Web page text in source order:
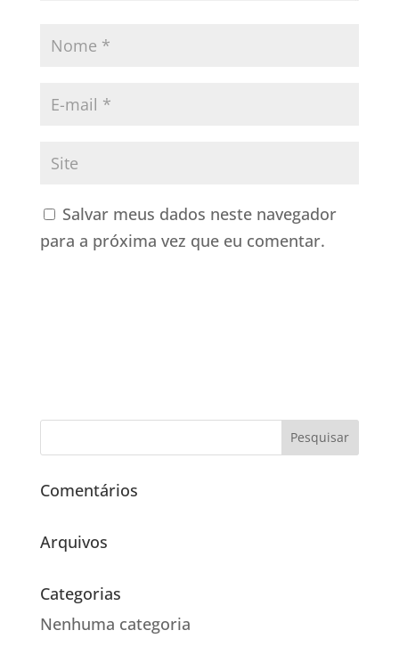
Salvar meus dados neste navegador
para a próxima vez que eu comentar.
Comentários
Arquivos
Categorias
Nenhuma categoria